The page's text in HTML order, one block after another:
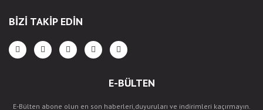
BİZİ TAKİP EDİN
E-BÜLTEN
E-Bülten abone olun en son haberleri,duyuruları ve indirimleri kaçırmayın.